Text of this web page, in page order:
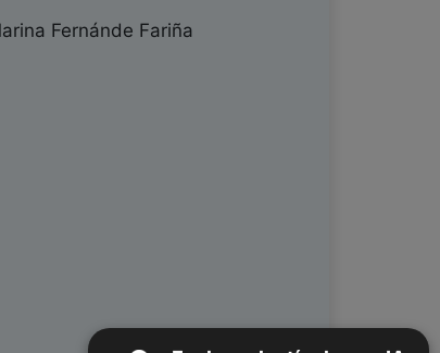
Fernánde Fariña